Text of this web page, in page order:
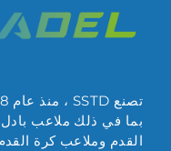
بما في ذلك ملاعب
القدم وملاعب كرة